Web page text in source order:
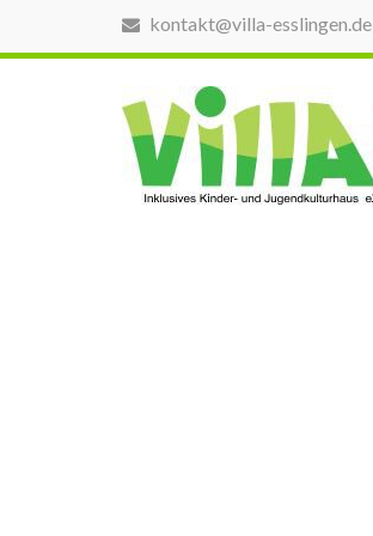
kontakt@villa-esslingen.de